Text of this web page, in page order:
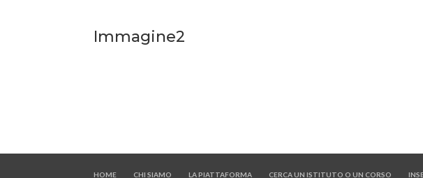
Immagine2
HOME CHI SIAMO LA PIATTAFORMA CERCA UN ISTITUTO O UN CORSO